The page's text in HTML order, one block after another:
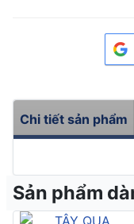
Chi tiết sản phẩm
Sản phẩm